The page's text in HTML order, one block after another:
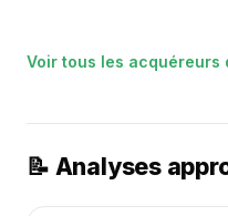
Voir tous les
📝 Analyses